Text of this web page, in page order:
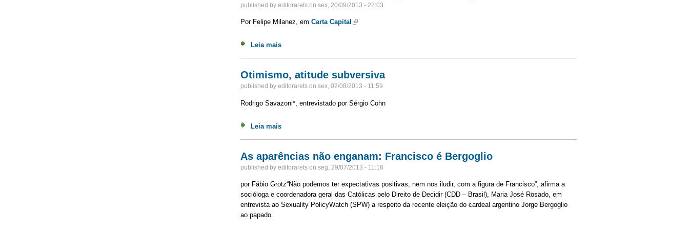
published by editorarets on sex, 20/09/2013 - 22:03
Por Felipe Milanez, em Carta Capital (link is external)
Leia mais
Otimismo, atitude subversiva
published by editorarets on sex, 02/08/2013 - 11:59
Rodrigo Savazoni*, entrevistado por Sérgio Cohn
Leia mais
As aparências não enganam: Francisco é Bergoglio
published by editorarets on seg, 29/07/2013 - 11:16
por Fábio Grotz“Não podemos ter expectativas positivas, nem nos iludir, com a figura de Francisco”, afirma a
socióloga e coordenadora geral das Católicas pelo Direito de Decidir (CDD – Brasil), Maria José Rosado, em
entrevista ao Sexuality PolicyWatch (SPW) a respeito da recente eleição do cardeal argentino Jorge Bergoglio
ao papado.